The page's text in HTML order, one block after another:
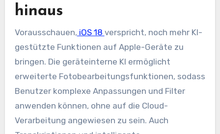
hinaus
Vorausschauen, iOS 18 verspricht, noch mehr KI-
gestützte Funktionen auf Apple-Geräte zu
bringen. Die geräteinterne KI ermöglicht
erweiterte Fotobearbeitungsfunktionen, sodass
Benutzer komplexe Anpassungen und Filter
anwenden können, ohne auf die Cloud-
Verarbeitung angewiesen zu sein. Auch